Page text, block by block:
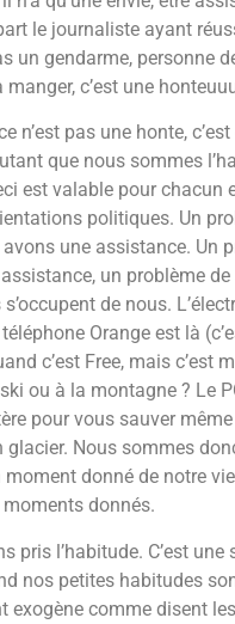
le journaliste ayant
un gendarme, personne
c’est une
n’est pas une honte,
que nous sommes
est valable pour chacun
politiques. Un
une assistance. Un
un problème de
de nous.
Orange est là
c’est Free, mais c’est
ou à la montagne ? Le
pour vous sauver
glacier. Nous sommes
donné de notre
donnés.
pris l’habitude. C’est une
nos petites habitudes
exogène comme disent